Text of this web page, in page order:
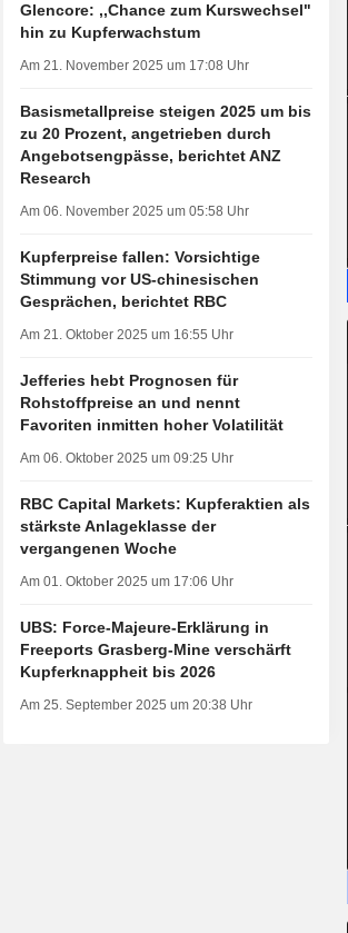
Glencore: ,,Chance zum Kurswechsel"
hin zu Kupferwachstum
Am 21. November 2025 um 17:08 Uhr
Basismetallpreise steigen 2025 um bis
zu 20 Prozent, angetrieben durch
Angebotsengpässe, berichtet ANZ
Research
Am 06. November 2025 um 05:58 Uhr
Kupferpreise fallen: Vorsichtige
Stimmung vor US-chinesischen
Gesprächen, berichtet RBC
Am 21. Oktober 2025 um 16:55 Uhr
Jefferies hebt Prognosen für
Rohstoffpreise an und nennt
Favoriten inmitten hoher Volatilität
Am 06. Oktober 2025 um 09:25 Uhr
RBC Capital Markets: Kupferaktien als
stärkste Anlageklasse der
vergangenen Woche
Am 01. Oktober 2025 um 17:06 Uhr
UBS: Force-Majeure-Erklärung in
Freeports Grasberg-Mine verschärft
Kupferknappheit bis 2026
Am 25. September 2025 um 20:38 Uhr